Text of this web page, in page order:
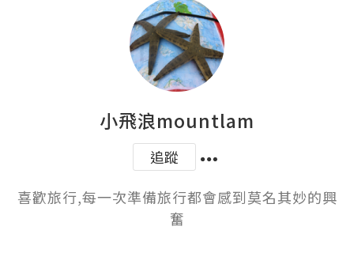
小飛浪mountlam
追蹤
喜歡旅行,每一次準備旅行都會感到莫名其妙的興
奮